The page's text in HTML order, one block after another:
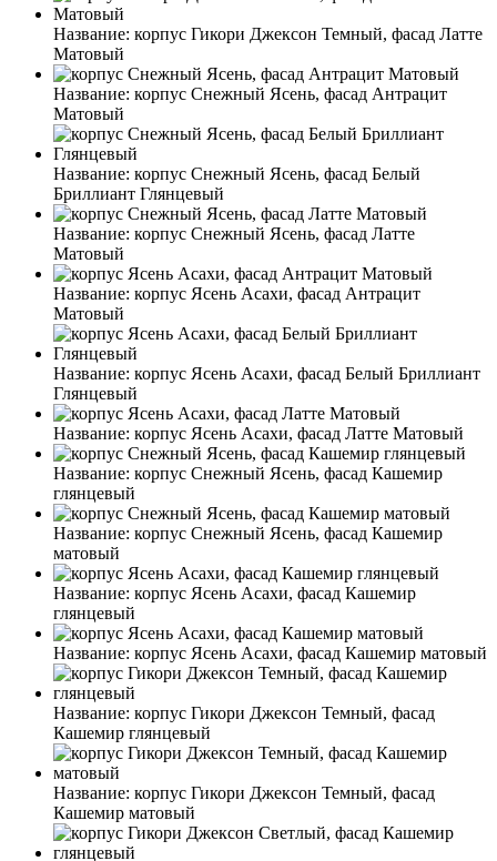
Название: корпус Гикори Джексон Темный, фасад Латте
Матовый
Название: корпус Снежный Ясень, фасад Антрацит
Матовый
Название: корпус Снежный Ясень, фасад Белый
Бриллиант Глянцевый
Название: корпус Снежный Ясень, фасад Латте
Матовый
Название: корпус Ясень Асахи, фасад Антрацит
Матовый
Название: корпус Ясень Асахи, фасад Белый Бриллиант
Глянцевый
Название: корпус Ясень Асахи, фасад Латте Матовый
Название: корпус Снежный Ясень, фасад Кашемир
глянцевый
Название: корпус Снежный Ясень, фасад Кашемир
матовый
Название: корпус Ясень Асахи, фасад Кашемир
глянцевый
Название: корпус Ясень Асахи, фасад Кашемир матовый
Название: корпус Гикори Джексон Темный, фасад
Кашемир глянцевый
Название: корпус Гикори Джексон Темный, фасад
Кашемир матовый